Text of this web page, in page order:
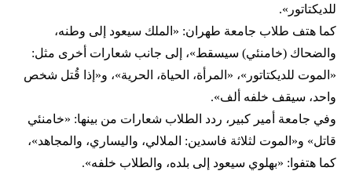
للديكتاتور».
كما هتف طلاب جامعة طهران: «الملك سيعود إلى وطنه،
والضحاك (خامنئي) سيسقط»، إلى جانب شعارات أخرى مثل:
«الموت للديكتاتور»، «المرأة، الحياة، الحرية»، و«إذا قُتل شخص
واحد، سيقف خلفه ألف».
وفي جامعة أمير كبير، ردد الطلاب شعارات من بينها: «خامنئي
قاتل» و«الموت لثلاثة فاسدين: الملالي، واليساري، والمجاهد»،
كما هتفوا: «بهلوي سيعود إلى بلده، والطلاب خلفه».